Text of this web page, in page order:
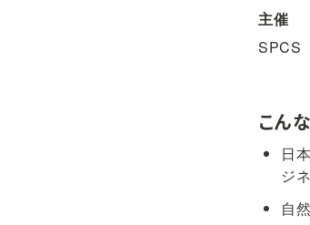
主催
SPCS
こん
日
ジ
自